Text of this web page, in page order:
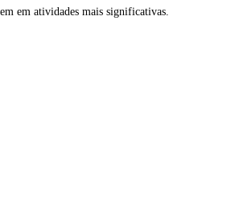
em atividades mais significativas.